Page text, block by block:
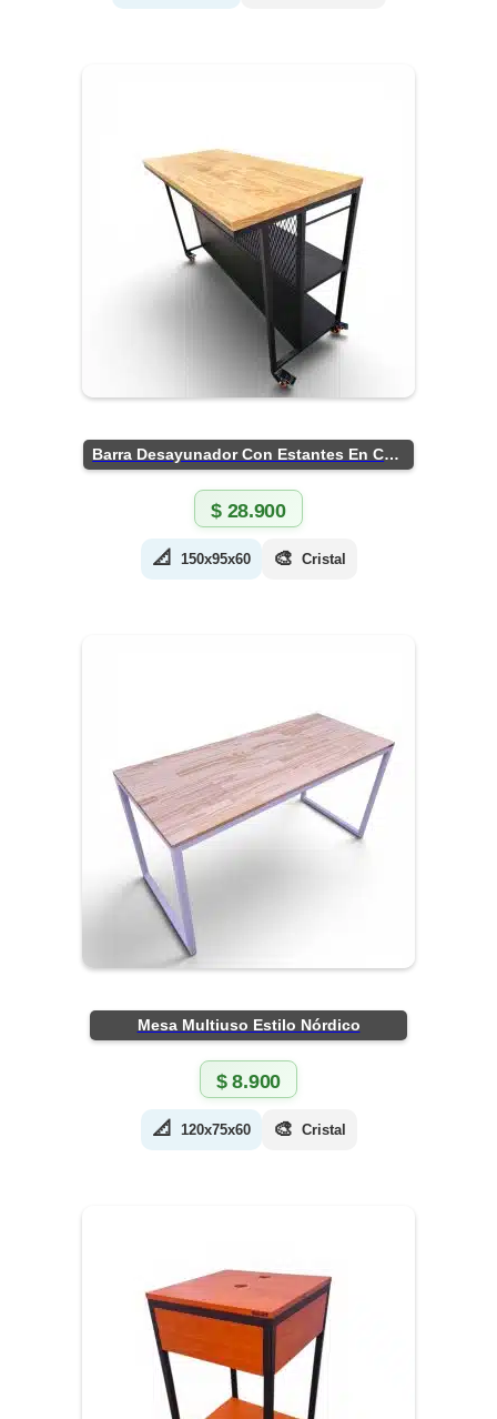
Barra Desayunador Con Estantes En Chapa
$28.900
📐 150x95x60 🎨 Cristal
Mesa Multiuso Estilo Nórdico
$8.900
📐 120x75x60 🎨 Cristal